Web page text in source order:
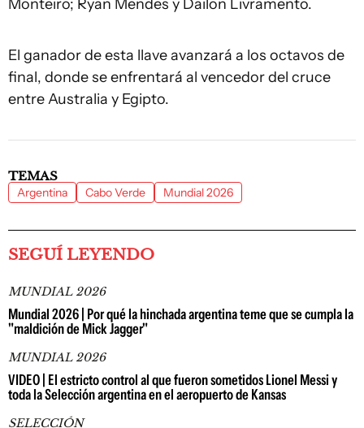
Monteiro; Ryan Mendes y Dailon Livramento.
El ganador de esta llave avanzará a los octavos de
final, donde se enfrentará al vencedor del cruce
entre Australia y Egipto.
TEMAS
Argentina Cabo Verde Mundial 2026
SEGUÍ LEYENDO
MUNDIAL 2026
Mundial 2026 | Por qué la hinchada argentina teme que se cumpla la
"maldición de Mick Jagger"
MUNDIAL 2026
VIDEO | El estricto control al que fueron sometidos Lionel Messi y
toda la Selección argentina en el aeropuerto de Kansas
SELECCIÓN